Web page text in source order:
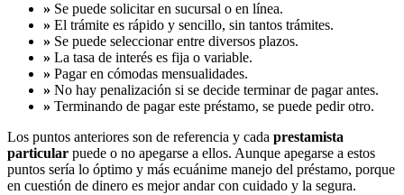
» Se puede solicitar en sucursal o en línea.
» El trámite es rápido y sencillo, sin tantos trámites.
» Se puede seleccionar entre diversos plazos.
» La tasa de interés es fija o variable.
» Pagar en cómodas mensualidades.
» No hay penalización si se decide terminar de pagar antes.
» Terminando de pagar este préstamo, se puede pedir otro.
Los puntos anteriores son de referencia y cada prestamista
particular puede o no apegarse a ellos. Aunque apegarse a estos
puntos sería lo óptimo y más ecuánime manejo del préstamo, porque
en cuestión de dinero es mejor andar con cuidado y la segura.